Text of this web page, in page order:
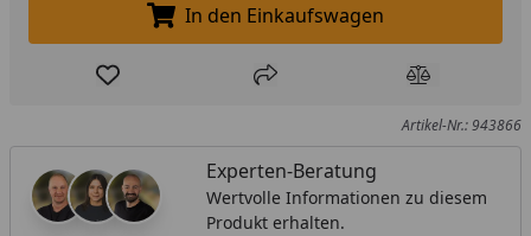
In den Einkaufswagen legen
In den Einkaufswagen
Produkt zur Wunschliste hinzufügen
Teilen Produkt
Artikel-Nr.: 943866
Experten-Beratung
Wertvolle Informationen zu diesem
Produkt erhalten.